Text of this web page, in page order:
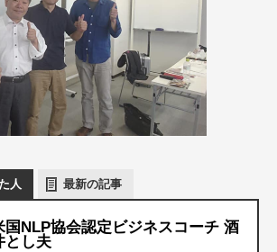
人 最新の記事
国NLP協会認定ビジネスコーチ 酒
とし夫